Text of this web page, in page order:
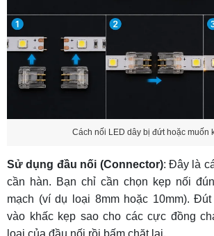
Cách nối LED dây bị đứt hoặc muốn
Sử dụng đầu nối (Connector): Đây là
cần hàn. Bạn chỉ cần chọn kẹp nối
mạch (ví dụ loại 8mm hoặc 10mm).
vào khấc kẹp sao cho các cực đồng